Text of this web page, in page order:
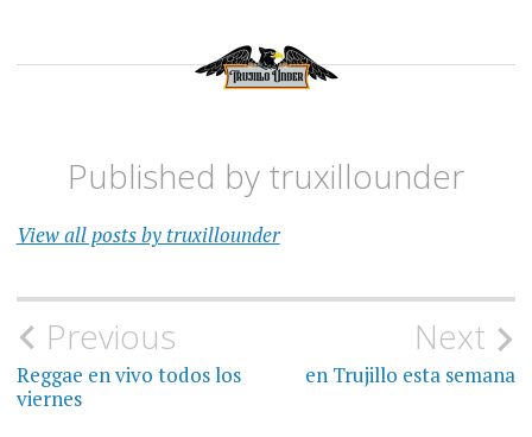
Published by truxillounder
View all posts by truxillounder
Post
navigation
Previous
Reggae en vivo todos los
viernes
Next
en Trujillo esta semana